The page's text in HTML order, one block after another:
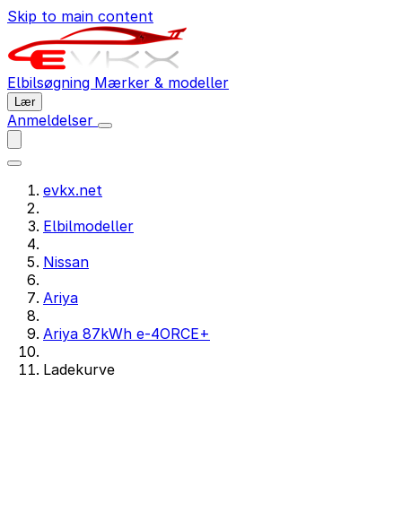
Skip to main content
Elbilsøgning Mærker & modeller
Lær
Anmeldelser
evkx.net
Elbilmodeller
Nissan
Ariya
Ariya 87kWh e-4ORCE+
Ladekurve